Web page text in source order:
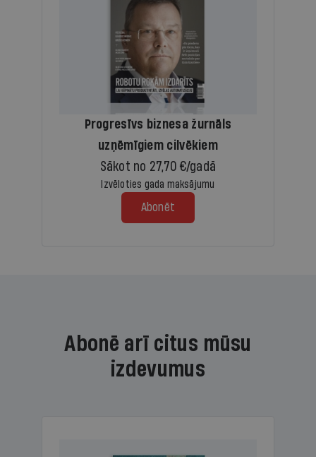
Progresīvs biznesa žurnāls
uzņēmīgiem cilvēkiem
Sākot no 27,70 €/gadā
Izvēloties gada maksājumu
Abonēt
Abonē arī citus mūsu
izdevumus